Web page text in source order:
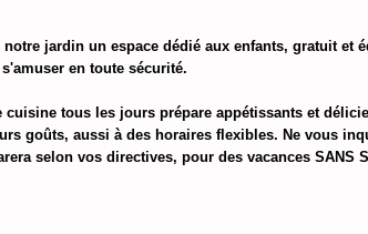
notre jardin un espace dédié aux enfants, gratuit et
en toute sécurité.
cuisine tous les jours prépare appétissants et
goûts, aussi à des horaires flexibles. Ne vous
selon vos directives, pour des vacances SANS